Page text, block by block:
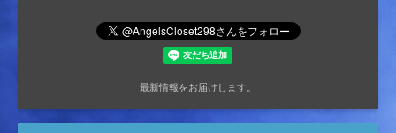
最新情報をお届けします。